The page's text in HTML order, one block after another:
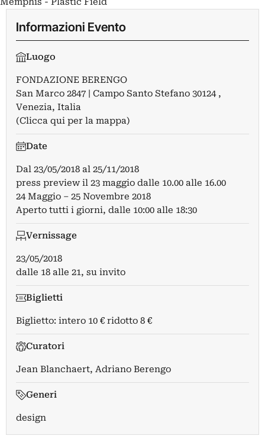
Informazioni Evento
Luogo
FONDAZIONE BERENGO
San Marco 2847 | Campo Santo Stefano 30124 ,
Venezia, Italia
(Clicca qui per la mappa)
Date
Dal 23/05/2018 al 25/11/2018
press preview il 23 maggio dalle 10.00 alle 16.00
24 Maggio – 25 Novembre 2018
Aperto tutti i giorni, dalle 10:00 alle 18:30
Vernissage
23/05/2018
dalle 18 alle 21, su invito
Biglietti
Biglietto: intero 10 € ridotto 8 €
Curatori
Jean Blanchaert, Adriano Berengo
Generi
design